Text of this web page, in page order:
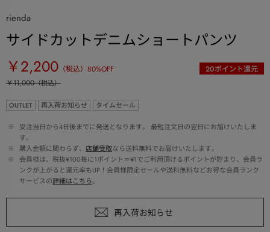
rienda
サイドカットデニムショートパンツ
￥2,200 （税込） 80%OFF 20ポイント還元
￥11,000（税込）
OUTLET 再入荷お知らせ タイムセール
※
受注当日から4日後までに発送となります。 最短注文日の翌日にお届けいたしま
す。
※
購入金額に関わらず、 店舗受取なら送料無料でお届けいたします。
※
会員様は、税抜¥100毎に1ポイント＝¥1でご利用頂けるポイントが貯まり、会員ラ
ンクが上がると還元率もUP！会員様限定セールや送料無料などお得な会員ランク
サービスの詳細はこちら。